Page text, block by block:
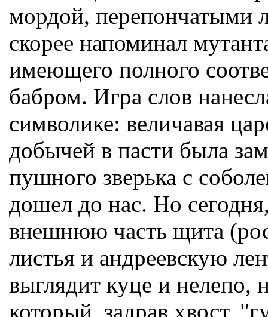
мордой, перепончатыми
скорее напоминал
имеющего полного
бабром. Игра слов
символике: величавая
добычей в пасти была
пушного зверька с
дошел до нас. Но
внешнюю часть щита
листья и андреевскую
выглядит куце и нелепо,
который, задрав хвост,